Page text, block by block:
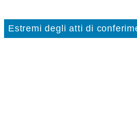
Estremi degli atti di